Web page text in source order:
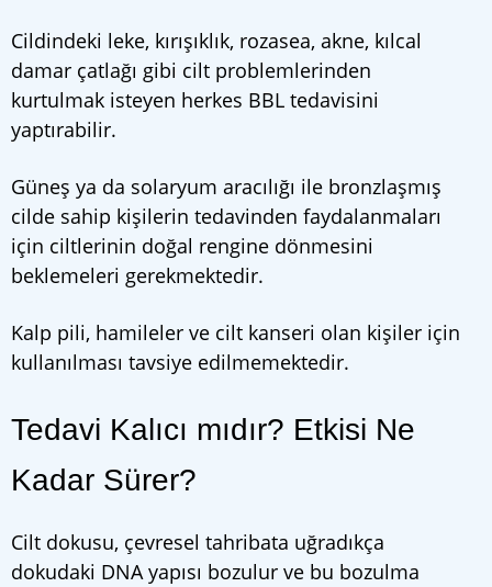
Cildindeki leke, kırışıklık, rozasea, akne, kılcal
damar çatlağı gibi cilt problemlerinden
kurtulmak isteyen herkes BBL tedavisini
yaptırabilir.
Güneş ya da solaryum aracılığı ile bronzlaşmış
cilde sahip kişilerin tedavinden faydalanmaları
için ciltlerinin doğal rengine dönmesini
beklemeleri gerekmektedir.
Kalp pili, hamileler ve cilt kanseri olan kişiler için
kullanılması tavsiye edilmemektedir.
Tedavi Kalıcı mıdır? Etkisi Ne
Kadar Sürer?
Cilt dokusu, çevresel tahribata uğradıkça
dokudaki DNA yapısı bozulur ve bu bozulma